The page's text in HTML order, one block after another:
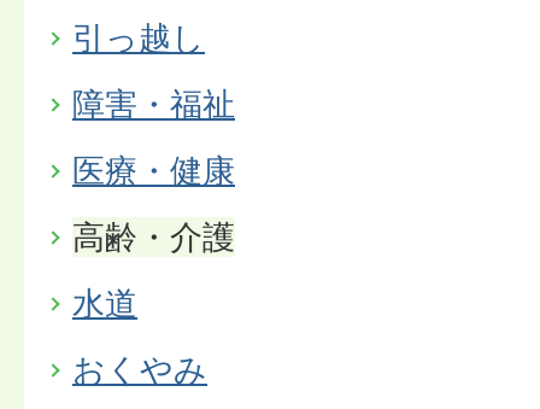
引っ越し
障害・福祉
医療・健康
高齢・介護
水道
おくやみ